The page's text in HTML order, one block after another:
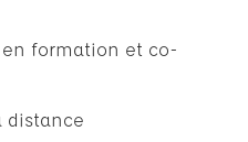
formation et co-
distance